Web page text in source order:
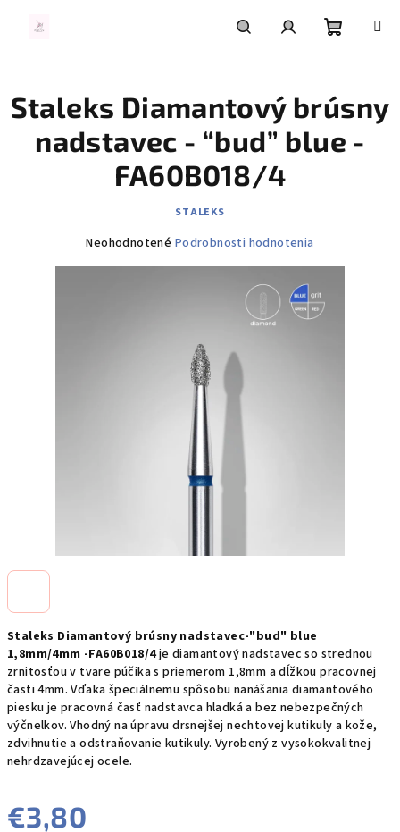
košík
Staleks Diamantový brúsny nadstavec-"bud" blue
1,8mm/4mm -FA60B018/4je diamantový nadstavec so strednou
zrnitosťou v tvare púčika s priemerom 1,8mm a dĺžkou pracovnej
časti 4mm. Vďaka špeciálnemu spôsobu nanášania diamantového
piesku je pracovná časť nadstavca hladká a bez nebezpečných
výčnelkov. Vhodný na úpravu drsnejšej nechtovej kutikuly a kože,
zdvihnutie a odstraňovanie kutikuly. Vyrobený z vysokokvalitnej
nehrdzavejúcej ocele.
€3,80
Staleks Diamantový brúsny
nadstavec - “bud” blue -
FA60B018/4
STALEKS
Priemerné
Neohodnotené Podrobnosti hodnotenia